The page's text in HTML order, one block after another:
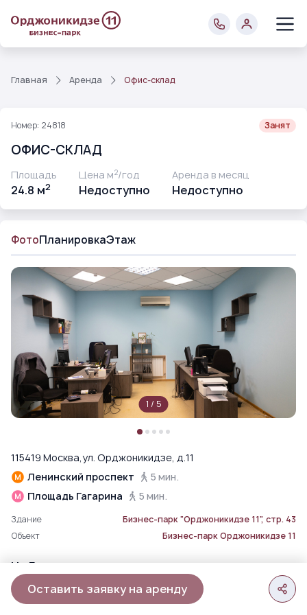
Главная Аренда Офис-склад
Номер: 24818 Занят
ОФИС-СКЛАД
Площадь
24.8 м2
Цена м2/год
Недоступно
Аренда в месяц
Недоступно
ФотоПланировкаЭтаж
1 / 5
115419 Москва,ул. Орджоникидзе, д.11
Ленинский проспект
5 мин.
Площадь Гагарина
5 мин.
Здание
Бизнес-парк "Орджоникидзе 11", стр. 43
Объект
Бизнес-парк Орджоникидзе 11
На Генплане
Оставить заявку на аренду